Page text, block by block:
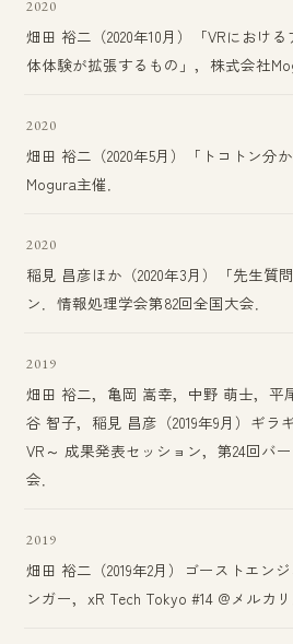
2020
畑田 裕二（2020年10月）「VRにおけ
体体験が拡張するもの」，株式会社
2020
畑田 裕二（2020年5月）「トコトン分
Mogura主催．
2020
稲見 昌彦ほか（2020年3月）「先生質
ン．情報処理学会第82回全国大会．
2019
畑田 裕二，亀岡 嵩幸，中野 萌士，平
谷 智子，稲見 昌彦（2019年9月）ギラ
VR～ 成果発表セッション，第24回バ
会．
2019
畑田 裕二（2019年2月）ゴーストエン
ンガー，xR Tech Tokyo #14 @メルカリ